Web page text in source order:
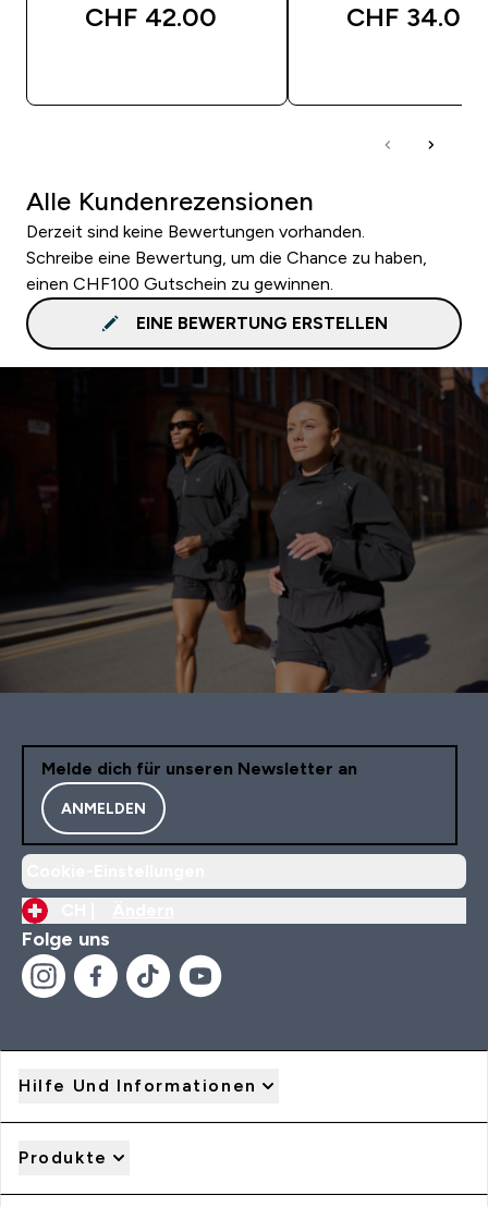
CHF 42.00‎ CHF 34.00‎
Alle Kundenrezensionen
Derzeit sind keine Bewertungen vorhanden.
Schreibe eine Bewertung, um die Chance zu haben,
einen CHF100 Gutschein zu gewinnen.
EINE BEWERTUNG ERSTELLEN
Melde dich für unseren Newsletter an
ANMELDEN
Folge uns
Hilfe Und Informationen
Produkte